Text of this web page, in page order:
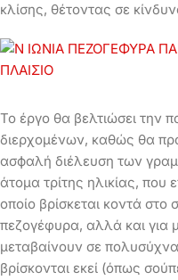
κλίσης, θέτοντας σε
Το έργο θα βελτιώσει την
διερχομένων, καθώς θα
ασϕαλή διέλευση των
άτομα τρίτης ηλικίας, που
οποίο βρίσκεται κοντά στο
πεζογέφυρα, αλλά και για
μεταβαίνουν σε
βρίσκονται εκεί (όπως